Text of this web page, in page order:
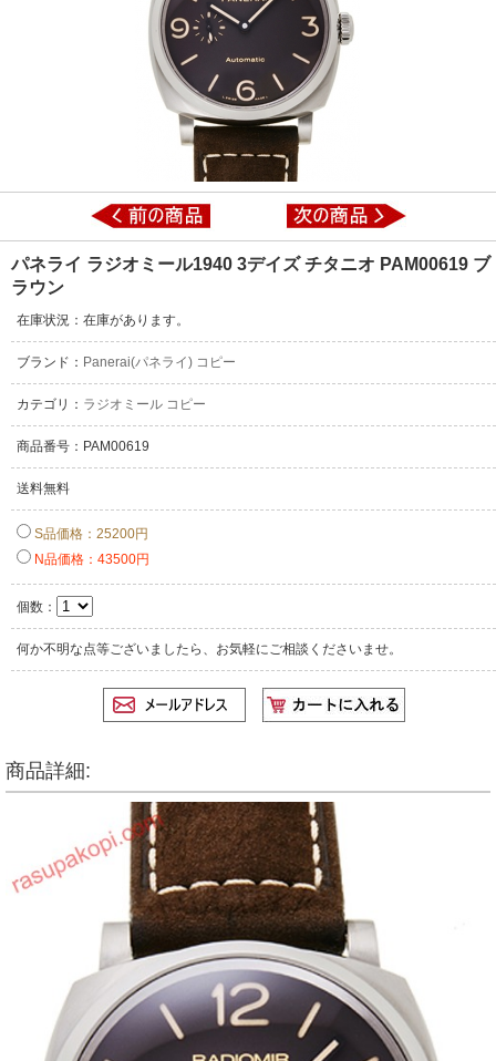
パネライ ラジオミール1940 3デイズ チタニオ PAM00619 ブ
ラウン
在庫状況：在庫があります。
ブランド： Panerai(パネライ) コピー
カテゴリ： ラジオミール コピー
商品番号：PAM00619
送料無料
S品価格：25200円
N品価格：43500円
個数：
何か不明な点等ございましたら、お気軽にご相談くださいませ。
商品詳細: